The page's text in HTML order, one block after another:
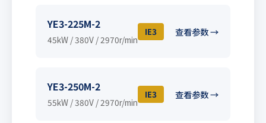
YE3-225M-2
45kW / 380V / 2970r/min
IE3 查看参数 →
YE3-250M-2
55kW / 380V / 2970r/min
IE3 查看参数 →